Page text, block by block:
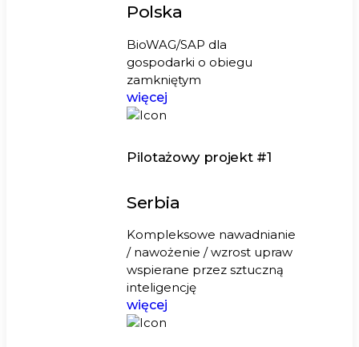
Polska
BioWAG/SAP dla
gospodarki o obiegu
zamkniętym
więcej
Pilotażowy projekt #1
Serbia
Kompleksowe nawadnianie
/ nawożenie / wzrost upraw
wspierane przez sztuczną
inteligencję
więcej